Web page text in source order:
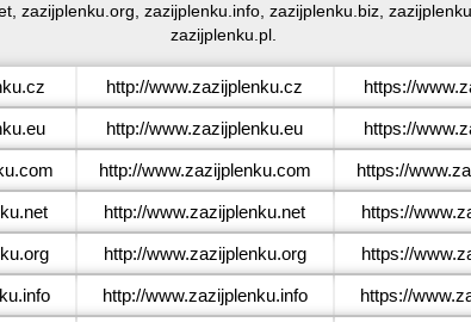
zazijplenku.org, zazijplenku.info, zazijplenku.biz,
zazijplenku.pl.
http://www.zazijplenku.cz https://
http://www.zazijplenku.eu https://
http://www.zazijplenku.com https://
http://www.zazijplenku.net https://
http://www.zazijplenku.org https://
http://www.zazijplenku.info https://